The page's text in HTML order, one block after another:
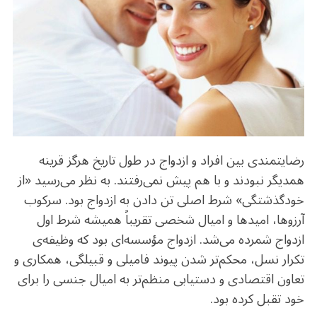
k p
رضایتمندی بین افراد و ازدواج در طول تاریخ هرگز قرینه
همدیگر نبودند و با هم پیش نمی‌رفتند. به نظر می‌رسید «از
خودگذشتگی» شرط اصلی تن دادن به ازدواج بود. سرکوب
آرزو‌ها، امید‌ها و امیال شخصی تقریباً همیشه شرط اول
ازدواج شمرده می‌شد. ازدواج مؤسسه‌ای بود که وظیفه‌ی
تکرار نسل، محکم‌تر شدن پیوند فامیلی و قبیلگی، همکاری و
تعاون اقتصادی و دستیابی منظم‌تر به امیال جنسی را برای
خود تقبل کرده بود.